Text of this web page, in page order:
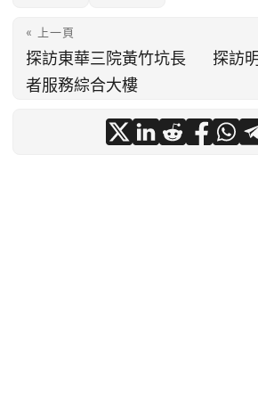
« 上一頁
探訪東華三院黃竹坑長
者服務綜合大樓
探訪